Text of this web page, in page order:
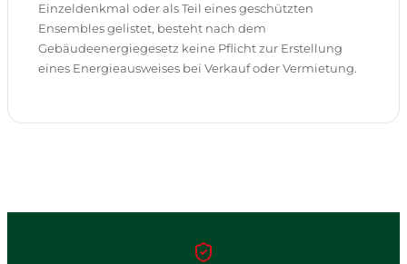
Einzeldenkmal oder als Teil eines geschützten
Ensembles gelistet, besteht nach dem
Gebäudeenergiegesetz keine Pflicht zur Erstellung
eines Energieausweises bei Verkauf oder Vermietung.